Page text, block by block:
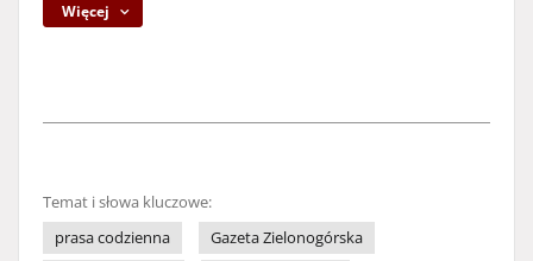
Więcej
Temat i słowa kluczowe:
prasa codzienna
Gazeta Zielonogórska